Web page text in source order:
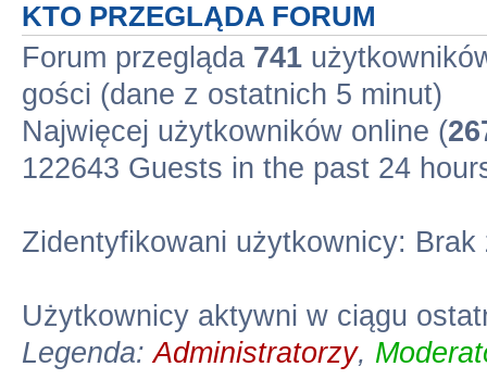
KTO PRZEGLĄDA FORUM
Forum przegląda 741
gości (dane z ostatnich 5 minut)
Najwięcej użytkowników online (
122643 Guests in the past 24
Zidentyfikowani użytkownicy:
Użytkownicy aktywni w ciągu
Legenda:Administratorzy,